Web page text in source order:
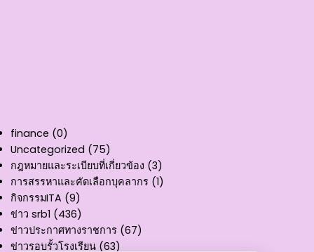
finance (0)
Uncategorized (75)
กฎหมายและระเบียบที่เกี่ยวข้อง (3)
การสรรหาและคัดเลือกบุคลากร (1)
กิจกรรมITA (9)
ข่าว srb1 (436)
ข่าวประกาศทางราชการ (67)
ข่าวรอบรั้วโรงเรียน (63)